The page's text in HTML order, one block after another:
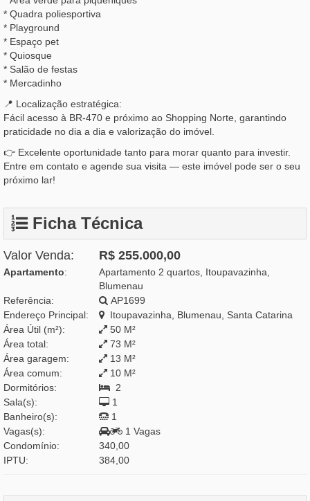
* Quadra poliesportiva
* Playground
* Espaço pet
* Quiosque
* Salão de festas
* Mercadinho
📍 Localização estratégica:
Fácil acesso à BR-470 e próximo ao Shopping Norte, garantindo
praticidade no dia a dia e valorização do imóvel.
👉 Excelente oportunidade tanto para morar quanto para investir.
Entre em contato e agende sua visita — este imóvel pode ser o seu
próximo lar!
Ficha Técnica
Valor Venda: R$ 255.000,00
Apartamento:
Apartamento 2 quartos, Itoupavazinha,
Blumenau
Referência:
AP1699
Endereço Principal:
Itoupavazinha, Blumenau, Santa Catarina
Área Útil (m²):
50 M²
Área total:
73 M²
Área garagem:
13 M²
Área comum:
10 M²
Dormitórios:
2
Sala(s):
1
Banheiro(s):
1
Vagas(s):
1 Vagas
Condomínio:
340,00
IPTU:
384,00